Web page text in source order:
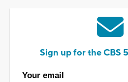
Sign up for the CBS